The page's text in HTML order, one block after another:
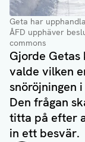
Geta har
ÅFD upphäver
commons
Gjorde
valde vilken
snöröjningen
Den frågan
titta på efter
in ett besvär.